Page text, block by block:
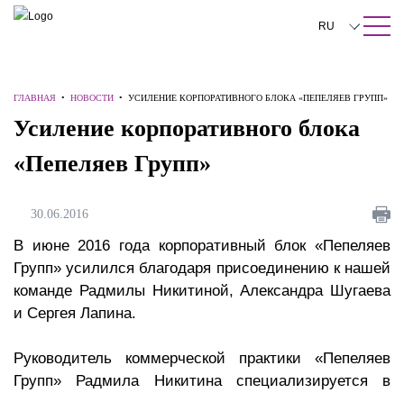
ПОИСК ПО САЙТУ Закрыть
RU
中文
한국어
Italiano
Español
Français
Türkçe
ГЛАВНАЯ • НОВОСТИ • УСИЛЕНИЕ КОРПОРАТИВНОГО БЛОКА «ПЕПЕЛЯЕВ ГРУПП»
Усиление корпоративного блока
«Пепеляев Групп»
30.06.2016
В июне 2016 года корпоративный блок «Пепеляев
Групп» усилился благодаря присоединению к нашей
команде Радмилы Никитиной, Александра Шугаева
и Сергея Лапина.
Руководитель коммерческой практики «Пепеляев
Групп» Радмила Никитина специализируется в